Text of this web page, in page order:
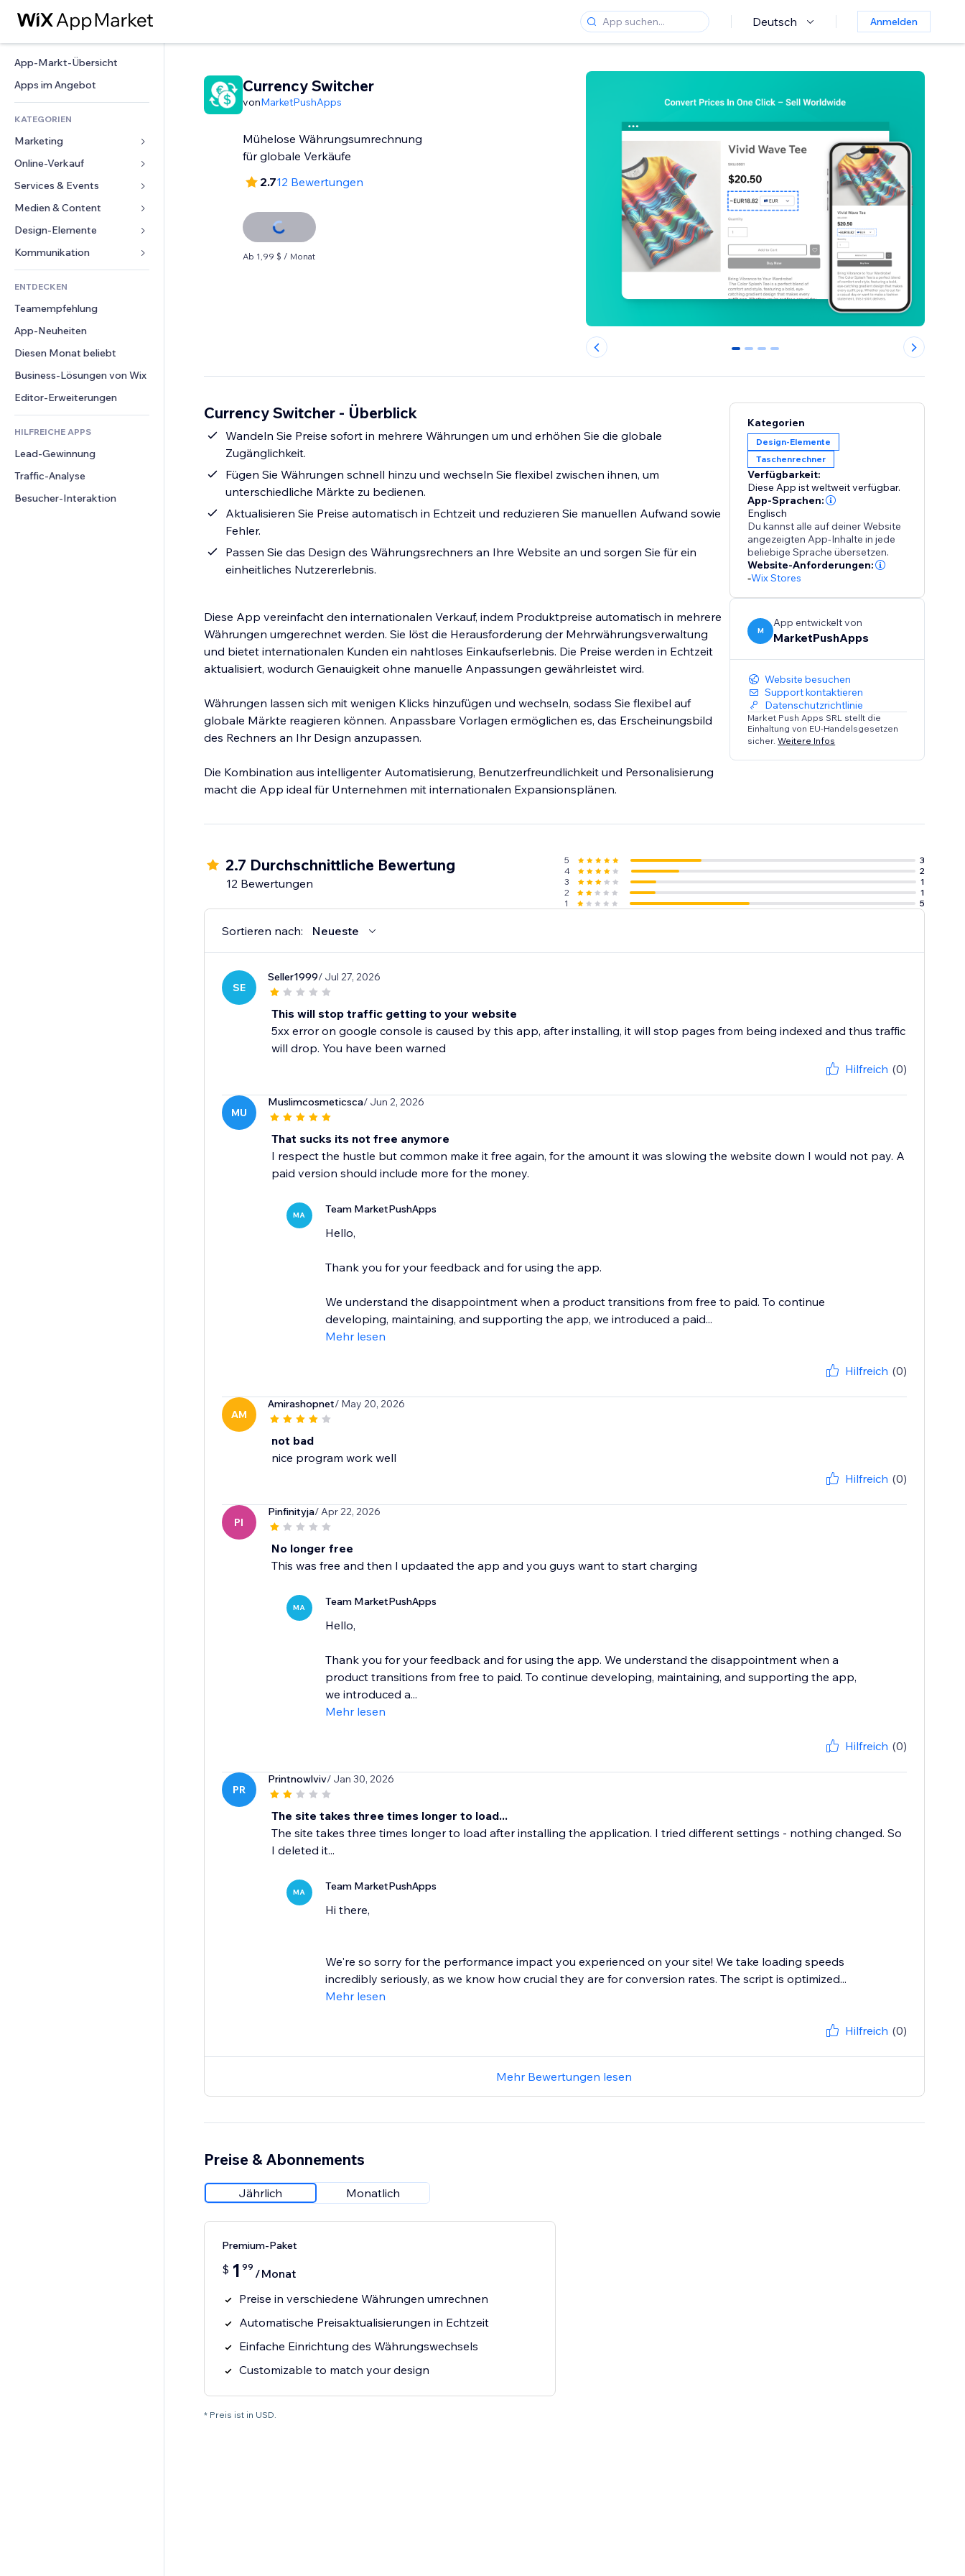
Deutsch Anmelden
App-Markt-Übersicht
Apps im Angebot
KATEGORIEN
Marketing
Anzeigen
Mobil
Statistiken
Website-Einträge
E-Mail
Online-Verkauf
Apps für Shops
Versand & Lieferung
Verkaufen-Buttons
Buchhaltung
Gutscheine & Treuebonus
Lagerlösungen
Speisen & Getränke
Services & Events
Hotels
Events
Restaurants
Immobilien
Buchungen
Medien & Content
Galerie
Musik
Podcasts
Fotografie
Video
PDF
Dateifreigabe
News
Design-Elemente
Karten & Navigation
Datenschutz & Sicherheit
Uhr
Seiten-Vorlagen
Bildeffekte
Buttons & Menüs
Banner & Abzeichen
Taschenrechner
Suche
Wetter
Diagramme & Tabellen
Formulare
Umfragen
Chat
Kommentare
Telefon
Community
Bewertungen und Feedback
CRM
ENTDECKEN
Teamempfehlung
App-Neuheiten
Diesen Monat beliebt
Business-Lösungen von Wix
Editor-Erweiterungen
HILFREICHE APPS
Lead-Gewinnung
Traffic-Analyse
Besucher-Interaktion
Currency Switcher
vonMarketPushApps
Mühelose Währungsumrechnung
für globale Verkäufe
2.712 Bewertungen
Ab 1,99 $ / Monat
0 1 2 3
Currency Switcher - Überblick
Wandeln Sie Preise sofort in mehrere Währungen um und erhöhen Sie die globale
Zugänglichkeit.
Fügen Sie Währungen schnell hinzu und wechseln Sie flexibel zwischen ihnen, um
unterschiedliche Märkte zu bedienen.
Aktualisieren Sie Preise automatisch in Echtzeit und reduzieren Sie manuellen Aufwand sowie
Fehler.
Passen Sie das Design des Währungsrechners an Ihre Website an und sorgen Sie für ein
einheitliches Nutzererlebnis.
Diese App vereinfacht den internationalen Verkauf, indem Produktpreise automatisch in mehrere
Währungen umgerechnet werden. Sie löst die Herausforderung der Mehrwährungsverwaltung
und bietet internationalen Kunden ein nahtloses Einkaufserlebnis. Die Preise werden in Echtzeit
aktualisiert, wodurch Genauigkeit ohne manuelle Anpassungen gewährleistet wird.
Währungen lassen sich mit wenigen Klicks hinzufügen und wechseln, sodass Sie flexibel auf
globale Märkte reagieren können. Anpassbare Vorlagen ermöglichen es, das Erscheinungsbild
des Rechners an Ihr Design anzupassen.
Die Kombination aus intelligenter Automatisierung, Benutzerfreundlichkeit und Personalisierung
macht die App ideal für Unternehmen mit internationalen Expansionsplänen.
Kategorien
Design-Elemente
Taschenrechner
Verfügbarkeit:
Diese App ist weltweit verfügbar.
App-Sprachen:
Englisch
Du kannst alle auf deiner Website
angezeigten App-Inhalte in jede
beliebige Sprache übersetzen.
Website-Anforderungen:
-Wix Stores
M
App entwickelt von
MarketPushApps
Website besuchen
Support kontaktieren
Datenschutzrichtlinie
Market Push Apps SRL stellt die
Einhaltung von EU-Handelsgesetzen
sicher.Weitere Infos
2.7 Durchschnittliche Bewertung
12 Bewertungen
5
3
4
2
3
1
2
1
1
5
Sortieren nach: Neueste
SE
Seller1999/ Jul 27, 2026
This will stop traffic getting to your website
5xx error on google console is caused by this app, after installing, it will stop pages from being indexed and thus traffic
will drop. You have been warned
Hilfreich (0)
MU
Muslimcosmeticsca/ Jun 2, 2026
That sucks its not free anymore
I respect the hustle but common make it free again, for the amount it was slowing the website down I would not pay. A
paid version should include more for the money.
MA Team MarketPushApps
Hello,
Thank you for your feedback and for using the app.
We understand the disappointment when a product transitions from free to paid. To continue
developing, maintaining, and supporting the app, we introduced a paid...
Mehr lesen
Hilfreich (0)
AM
Amirashopnet/ May 20, 2026
not bad
nice program work well
Hilfreich (0)
PI
Pinfinityja/ Apr 22, 2026
No longer free
This was free and then I updaated the app and you guys want to start charging
MA Team MarketPushApps
Hello,
Thank you for your feedback and for using the app. We understand the disappointment when a
product transitions from free to paid. To continue developing, maintaining, and supporting the app,
we introduced a...
Mehr lesen
Hilfreich (0)
PR
Printnowlviv/ Jan 30, 2026
The site takes three times longer to load...
The site takes three times longer to load after installing the application. I tried different settings - nothing changed. So
I deleted it...
MA Team MarketPushApps
Hi there,
We're so sorry for the performance impact you experienced on your site! We take loading speeds
incredibly seriously, as we know how crucial they are for conversion rates. The script is optimized...
Mehr lesen
Hilfreich (0)
Mehr Bewertungen lesen
Preise & Abonnements
Jährlich Monatlich
Premium-Paket
$ 1 99 /Monat
Preise in verschiedene Währungen umrechnen
Automatische Preisaktualisierungen in Echtzeit
Einfache Einrichtung des Währungswechsels
Customizable to match your design
* Preis ist in USD.